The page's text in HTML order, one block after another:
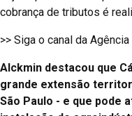
cobrança de tributos é
>> Siga o canal da
Alckmin destacou que
grande extensão
São Paulo - e que pode